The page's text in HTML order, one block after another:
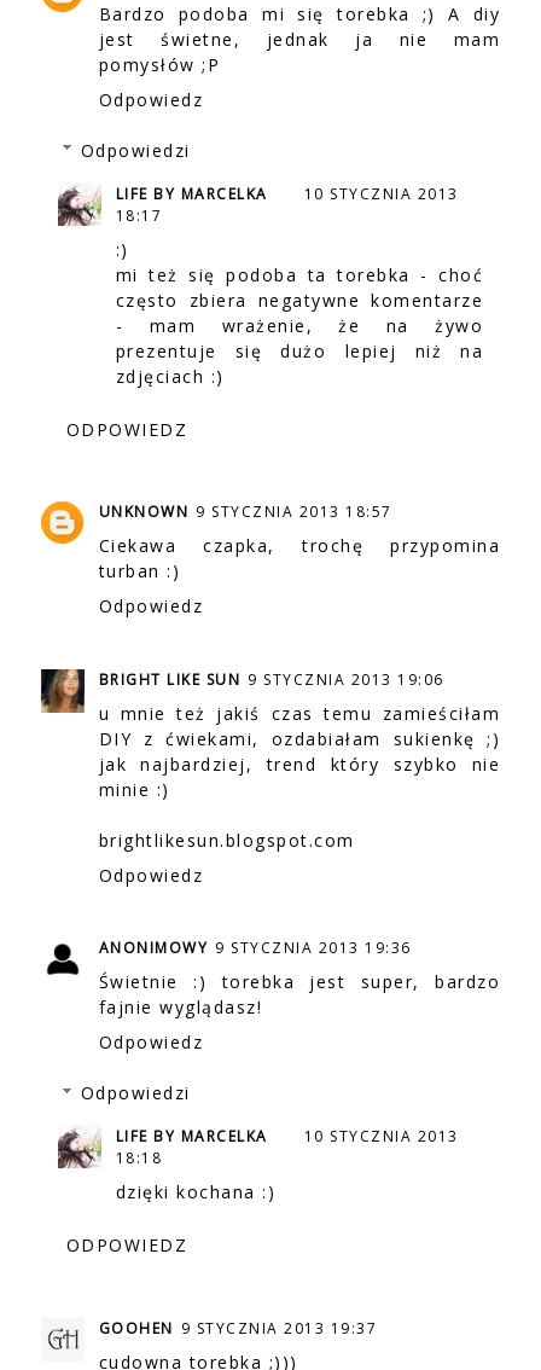
Bardzo podoba mi się torebka ;) A diy
jest świetne, jednak ja nie mam
pomysłów ;P
Odpowiedz
Odpowiedzi
LIFE BY MARCELKA
10 STYCZNIA 2013
18:17
:)
mi też się podoba ta torebka - choć
często zbiera negatywne komentarze
- mam wrażenie, że na żywo
prezentuje się dużo lepiej niż na
zdjęciach :)
ODPOWIEDZ
UNKNOWN 9 STYCZNIA 2013 18:57
Ciekawa czapka, trochę przypomina
turban :)
Odpowiedz
BRIGHT LIKE SUN 9 STYCZNIA 2013 19:06
u mnie też jakiś czas temu zamieściłam
DIY z ćwiekami, ozdabiałam sukienkę ;)
jak najbardziej, trend który szybko nie
minie :)
brightlikesun.blogspot.com
Odpowiedz
ANONIMOWY 9 STYCZNIA 2013 19:36
Świetnie :) torebka jest super, bardzo
fajnie wyglądasz!
Odpowiedz
Odpowiedzi
LIFE BY MARCELKA
10 STYCZNIA 2013
18:18
dzięki kochana :)
ODPOWIEDZ
GOOHEN 9 STYCZNIA 2013 19:37
cudowna torebka ;)))